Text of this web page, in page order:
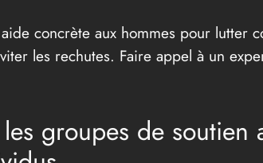
concrète aux hommes pour lutter
les rechutes. Faire appel à un
groupes de soutien